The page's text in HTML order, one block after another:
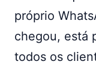
próprio
chegou, está
todos os